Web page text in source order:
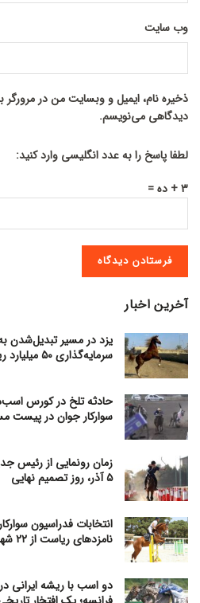
وب‌ سایت
ذخیره نام، ایمیل و وبسایت من در مرورگر
دیدگاهی می‌نویسم.
لطفا پاسخ را به عدد انگلیسی وارد کنید:
3 + ده =
آخرین اخبار
یزد در مسیر
سرمایه‌گذاری ۵۰ میلیارد ریالی در اشکذر
حادثه تلخ در کورس
سوارکار جوان در پیست
زمان رونمایی از رئیس
۵ آذر، روز تصمیم نهایی
انتخابات فدراسیون
نامزدهای ریاست از ۲۲ شهریور
دو اسب با ریشه ایرانی